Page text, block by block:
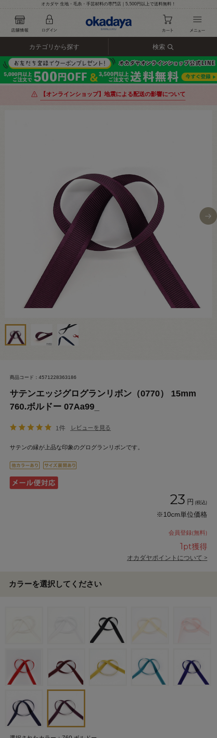
オカダヤ 生地・毛糸・手芸材料の専門店｜5,500円以上で送料無料！
カテゴリから探す 検索
【オンラインショップ】地震による配送の影響について
商品コード：4571228363186
サテンエッジグログランリボン（0770） 15mm
760.ボルドー 07Aa99_
1件 レビューを見る
サテンの縁が上品な印象のグログランリボンです。
23 円 (税込)
※10cm単位価格
会員登録(無料)
1pt獲得
オカダヤポイントについて >
カラーを選択してください